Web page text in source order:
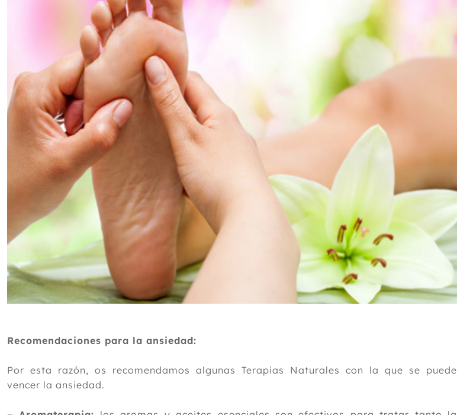
Recomendaciones para la ansiedad:
Por esta razón, os recomendamos algunas Terapias Naturales con la que se puede
vencer la ansiedad.